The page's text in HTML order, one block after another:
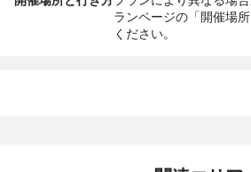
ランページの「開催場
ください。